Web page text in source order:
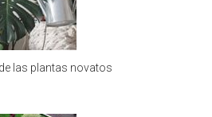
las plantas novatos